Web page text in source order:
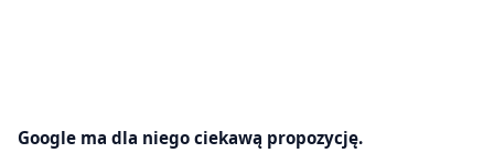
Google ma dla niego ciekawą propozycję.